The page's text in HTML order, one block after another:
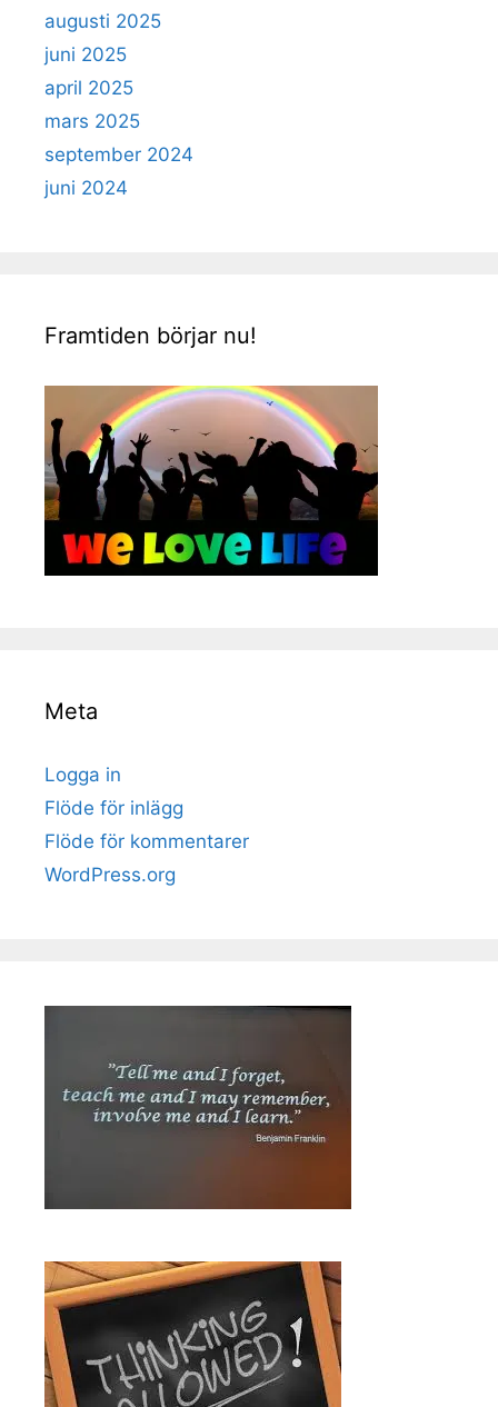
augusti 2025
juni 2025
april 2025
mars 2025
september 2024
juni 2024
Framtiden börjar nu!
Meta
Logga in
Flöde för inlägg
Flöde för kommentarer
WordPress.org